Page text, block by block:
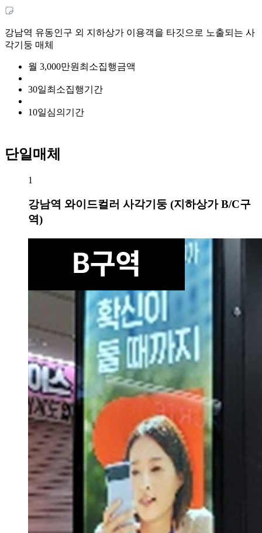
강남역 유동인구 외 지하상가 이용객을 타깃으로 노출되는 사
각기둥 매체
월 3,000만원 최소집행금액
30일최소집행기간
10일심의기간
단일매체
1
강남역 와이드컬러 사각기둥 (지하상가 B/C구
역)